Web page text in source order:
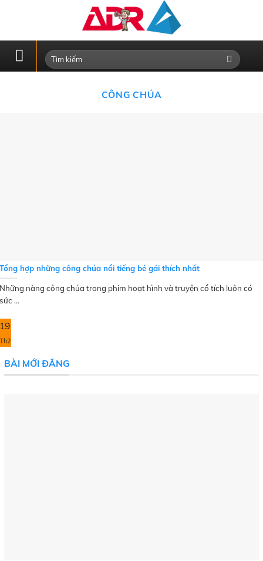
CÔNG CHÚA
Tổng hợp những công chúa nổi tiếng bé gái thích nhất
Những nàng công chúa trong phim hoạt hình và truyện cổ tích luôn có
sức ...
19
Th2
BÀI MỚI ĐĂNG